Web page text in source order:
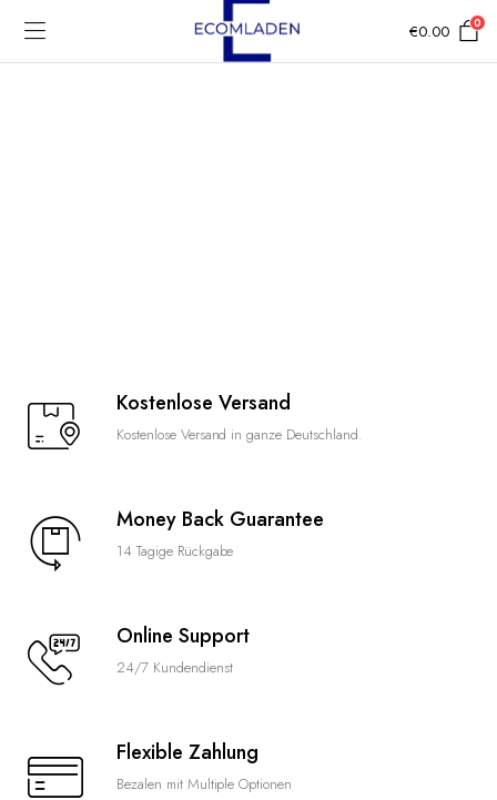
€0.00 0
Kostenlose Versand
Kostenlose Versand in ganze Deutschland.
Money Back Guarantee
14 Tagige Rückgabe
Online Support
24/7 Kundendienst
Flexible Zahlung
Bezalen mit Multiple Optionen